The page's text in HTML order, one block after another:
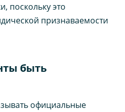
поскольку это
признаваемости
быть
официальные